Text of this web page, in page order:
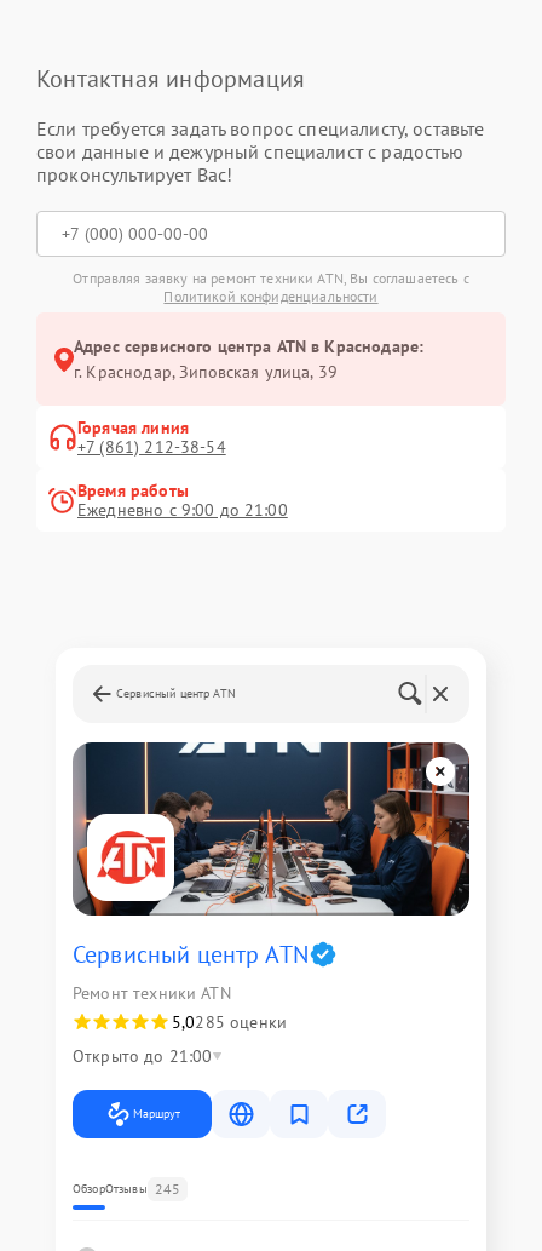
Контактная информация
Если требуется задать вопрос специалисту, оставьте
свои данные и дежурный специалист с радостью
проконсультирует Вас!
Отправляя заявку на ремонт техники ATN, Вы соглашаетесь с
Политикой конфиденциальности
Адрес сервисного центра ATN в Краснодаре:
г. Краснодар, Зиповская улица, 39
Горячая линия
+7 (861) 212-38-54
Время работы
Ежедневно с 9:00 до 21:00
Сервисный центр ATN
Сервисный центр ATN
Ремонт техники ATN
5,0285 оценки
Открыто до 21:00
Маршрут
ОбзорОтзывы 245